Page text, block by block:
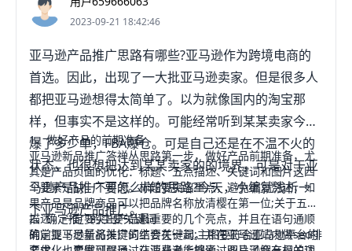
2023-09-21 18:42:46
亚马逊产品推广思路有哪些?亚马逊作为跨境电商的
首选。因此，出现了一大批亚马逊卖家。但是很多人
都把亚马逊想得太简单了。以为就像国内的淘宝那
样，但事实不是这样的。可能经常听到某某卖家今天
爆了多少单，FBA爆仓。可是自己还是在不温不火的
状态，也很想把达到某某卖家的的境界，可是对于亚
马逊产品推广要怎么样的思路?今天，小编就浅析一
下亚马逊产品推广。
1、做好产品的前期准备
亚马逊新品推广答禅丛思路第一步，做好产品前期准备，尤
其是产品页面的优化：标题、五点描述、关键词和图片这四
个要素是缺一不可的。标题要突出重点，避免重复赘述，如
果产品是品牌商品可以把品牌名称放清樱在第一位;关于五点
描述，一定要突出产品最重要的几个亮点，并且在语句通顺
的前提下尽量将关键词结合在一起;主图要符合亚马逊平台的
2、确定推广的主要关键词
确定亚马逊新品推广的主要关键词，并在亚马逊站内做seo排